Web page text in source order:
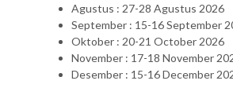
Agustus : 27-28 Agustus 2026
September : 15-16 September
Oktober : 20-21 October 2026
November : 17-18 November
Desember : 15-16 December